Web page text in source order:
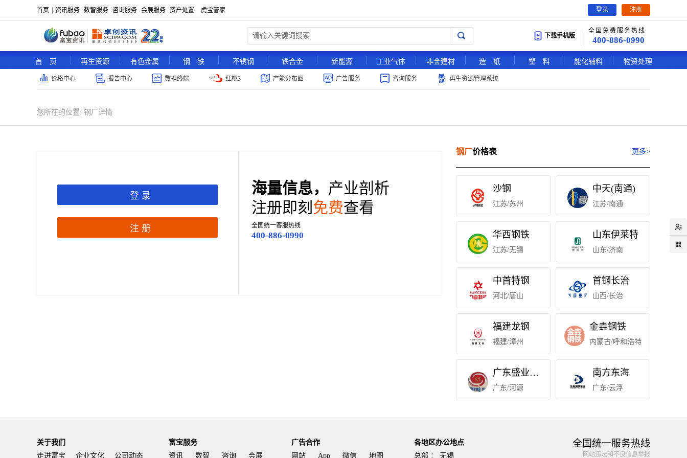
首页 资讯服务 数智服务 咨询服务 会展服务 资产处置 虎宝管家 注册
登录
下载手机版
全国免费服务热线
400-886-0990
首 页 再生资源 有色金属 钢 铁 不锈钢 铁合金 新能源 工业气体 非金建材 造 纸 塑 料 能化辅料 物资处理
价格中心 报告中心 数据终端 红桃3 产能分布图 广告服务 咨询服务 再生资源管理系统
您所在的位置: 钢厂详情
海量信息， 产业剖析
注册即刻 免费查看
全国统一客服热线
400-886-0990
钢厂价格表 更多>
沙钢
江苏/苏州
中天(南通)
江苏/南通
华西钢铁
江苏/无锡
山东伊莱特
山东/济南
中首特钢
河北/唐山
首钢长治
山西/长治
福建龙钢
福建/漳州
金垚钢铁
内蒙古/呼和浩特
广东盛业钢铁
广东/河源
南方东海
广东/云浮
关于我们
走进富宝
企业文化 公司动态
富宝服务
资讯
数智 咨询 会展
广告合作
网站
App 微信 地图
各地区办公地点
总部 ： 无锡
全国统一服务热线
网站违法和不良信息举报